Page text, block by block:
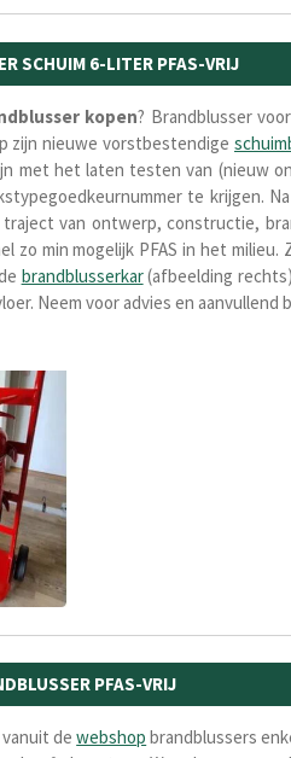
SCHUIM 6-LITER PFAS-VRIJ
kopen? Brandblusser
zijn nieuwe vorstbestendige
met het laten testen van (nieuw
te krijgen.
van ontwerp, constructie,
zo min mogelijk PFAS in het
brandblusserkar(afbeelding
Neem voor advies en
PFAS-VRIJ
vanuit dewebshop brandblussers